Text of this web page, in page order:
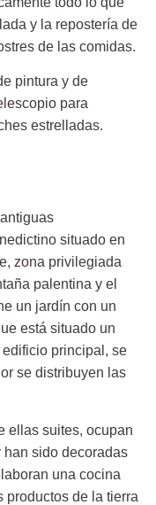
y la repostería de
de las comidas.
pintura y de
para
estrelladas.
situado en
zona privilegiada
palentina y el
un jardín con un
está situado un
principal, se
se distribuyen las
ellas suites, ocupan
han sido decoradas
una cocina
productos de la tierra